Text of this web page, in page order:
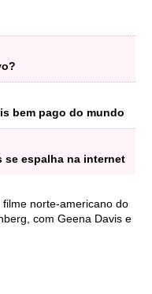
bem pago do mundo
se espalha na internet
filme norte-americano do
com Geena Davis e